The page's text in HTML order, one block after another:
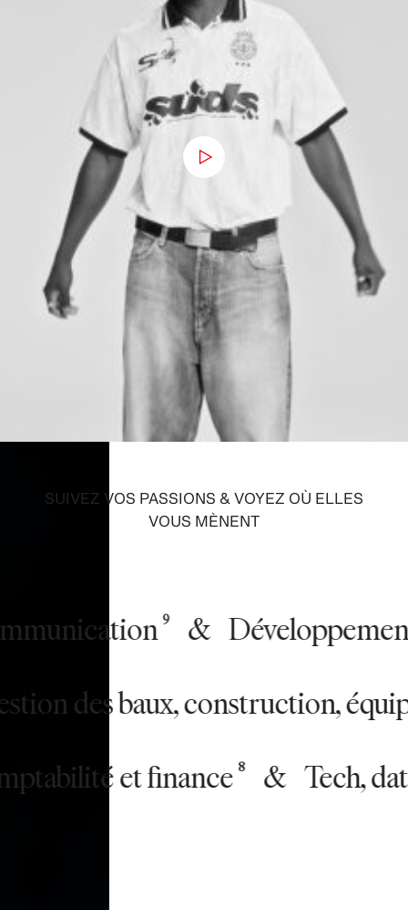
SUIVEZ VOS PASSIONS & VOYEZ OÙ ELLES
VOUS MÈNENT
9 & Développement
Gestion des baux,
et finance
& Tech, data